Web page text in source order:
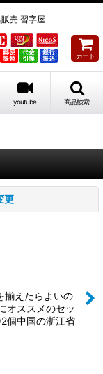
売 習字屋
カート
youtube 商品検索
更
えたらよいの
オススメのセッ
個中国の浙江省